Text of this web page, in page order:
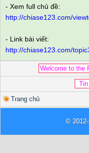
- Xem full chủ đề:
http://chiase123.com/
- Link bài viết:
http://chiase123.com/
Trang chủ
©